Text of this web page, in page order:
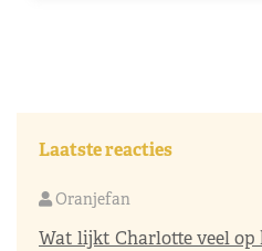
Laatste reacties
Oranjefan
Wat lijkt Charlotte veel op